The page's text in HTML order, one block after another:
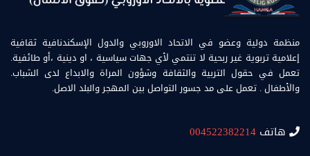
منظمة دولية وعضو في الاتحاد الاوروبي والدول الإسكندنافية ثقافية
إعلامية تربوية غير ربحية لا تنتمي لأي جهات سياسية ، او دينية ،أو طائفية.
تعمل في حقول التربية والثقافة وشؤون المراة والابداع لدى الشباب.
والأطفال . تعمل على مد جسور التواصل بين المهجر والبلد الاصل.
هاتف 004522382214